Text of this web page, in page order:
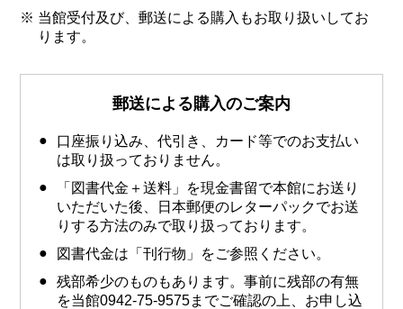
当館受付及び、郵送による購入もお取り扱いしてお
ります。
郵送による購入のご案内
口座振り込み、代引き、カード等でのお支払い
は取り扱っておりません。
「図書代金＋送料」を現金書留で本館にお送り
いただいた後、日本郵便のレターパックでお送
りする方法のみで取り扱っております。
図書代金は「刊行物」をご参照ください。
残部希少のものもあります。事前に残部の有無
を当館0942-75-9575までご確認の上、お申し込